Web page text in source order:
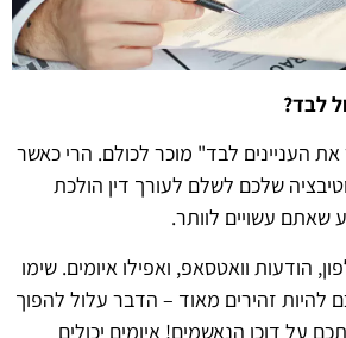
לבד?
העניינים לבד" מוכר לכולם. הרי כאשר
שלכם לשלם לעורך דין הולכת
שאתם עשויים לוותר.
הודעות וואטסאפ, ואפילו איומים. שימו
להיות זהירים מאוד – הדבר עלול להפוך
על דוכן הנאשמים! איומים יכולים